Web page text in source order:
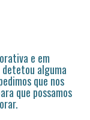
e em
alguma
que nos
que possamos